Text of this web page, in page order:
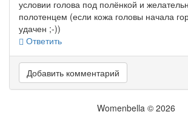
условии голова под полёнкой и
полотенцем (если кожа головы начала
удачен ;-))
Ответить
Добавить комментарий
Womenbella © 2026